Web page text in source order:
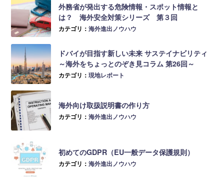
外務省が発出する危険情報・スポット情報と
は？ 海外安全対策シリーズ 第３回
カテゴリ：海外進出ノウハウ
ドバイが目指す新しい未来 サステイナビリティ
～海外をちょっとのぞき見コラム 第26回～
カテゴリ：現地レポート
海外向け取扱説明書の作り方
カテゴリ：海外進出ノウハウ
初めてのGDPR（EU一般データ保護規則）
カテゴリ：海外進出ノウハウ